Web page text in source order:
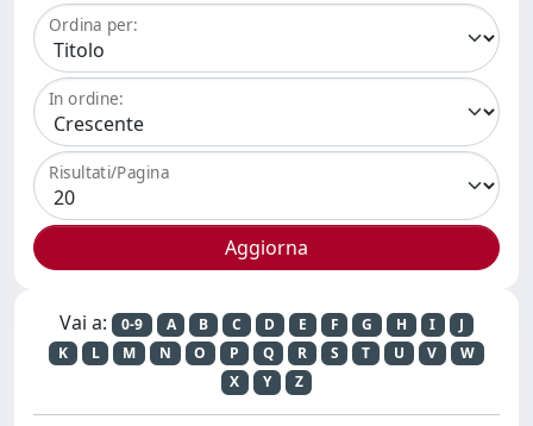
Ordina per:
In ordine:
Risultati/Pagina
Vai a: 0-9 A B C D E F G H I
J
K
L M N O P Q R S T U V
W
X
Y Z